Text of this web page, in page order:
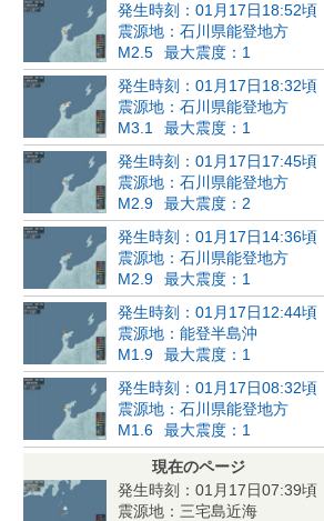
発生時刻：01月17日18:52頃
震源地：石川県能登地方
M2.5
最大震度：1
発生時刻：01月17日18:32頃
震源地：石川県能登地方
M3.1
最大震度：1
発生時刻：01月17日17:45頃
震源地：石川県能登地方
M2.9
最大震度：2
発生時刻：01月17日14:36頃
震源地：石川県能登地方
M2.9
最大震度：1
発生時刻：01月17日12:44頃
震源地：能登半島沖
M1.9
最大震度：1
発生時刻：01月17日08:32頃
震源地：石川県能登地方
M1.6
最大震度：1
現在のページ
発生時刻：01月17日07:39頃
震源地：三宅島近海